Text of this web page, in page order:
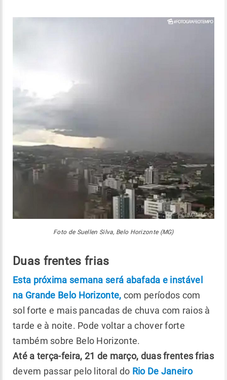
Foto de Suellen Silva, Belo Horizonte (MG)
Duas frentes frias
Esta próxima semana será abafada e instável
na Grande Belo Horizonte, com períodos com
sol forte e mais pancadas de chuva com raios à
tarde e à noite. Pode voltar a chover forte
também sobre Belo Horizonte.
Até a terça-feira, 21 de março, duas frentes frias
devem passar pelo litoral do Rio De Janeiro